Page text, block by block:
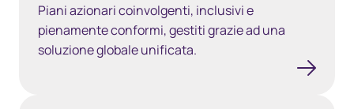
Piani azionari coinvolgenti, inclusivi e
pienamente conformi, gestiti grazie ad una
soluzione globale unificata.